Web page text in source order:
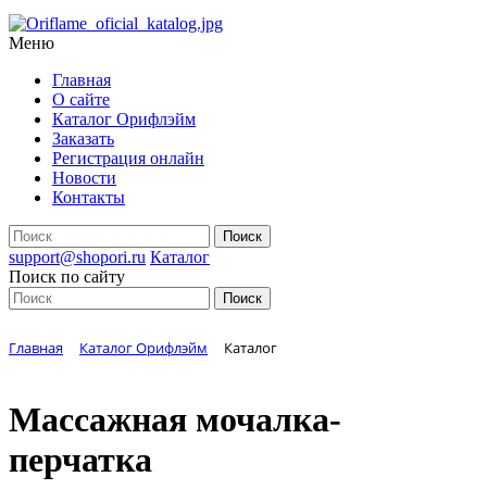
Меню
Главная
О сайте
Каталог Орифлэйм
Заказать
Регистрация онлайн
Новости
Контакты
support@shopori.ru Каталог
Поиск по сайту
Главная Каталог Орифлэйм Каталог
Массажная мочалка-
перчатка